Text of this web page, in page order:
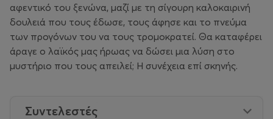
αφεντικό του ξενώνα, μαζί με τη σίγουρη καλοκαιρινή
δουλειά που τους έδωσε, τους άφησε και το πνεύμα
των προγόνων του να τους τρομοκρατεί. Θα καταφέρει
άραγε ο λαϊκός μας ήρωας να δώσει μια λύση στο
μυστήριο που τους απειλεί; Η συνέχεια επί σκηνής.
Συντελεστές